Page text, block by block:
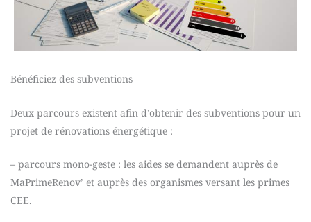
Bénéficiez des subventions
Deux parcours existent afin d’obtenir des subventions pour un
projet de rénovations énergétique :
– parcours mono-geste : les aides se demandent auprès de
MaPrimeRenov’ et auprès des organismes versant les primes
CEE.